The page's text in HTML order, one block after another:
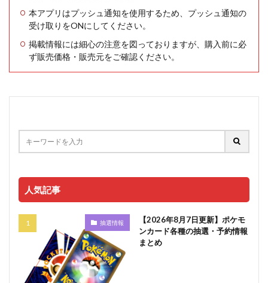
本アプリはプッシュ通知を使用するため、プッシュ通知の
受け取りをONにしてください。
掲載情報には細心の注意を図っておりますが、購入前に必
ず販売価格・販売元をご確認ください。
人気記事
抽選情報
【2026年8月7日更新】ポケモ
ンカード各種の抽選・予約情報
まとめ